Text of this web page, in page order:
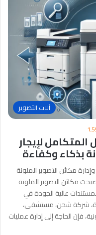
آلات التصوير
لإيجار
بذكاء وكفاءة
مكائن التصوير الملونة
مكائن التصوير الملونة
عالية الجودة في
شركة شحن، مستشفى،
فإن الحاجة إلى إدارة عمليات